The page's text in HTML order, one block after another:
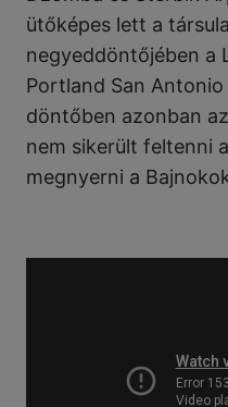
ütőképes lett a
negyeddöntőjében a
Portland San
döntőben azonban
nem sikerült feltenni
megnyerni a